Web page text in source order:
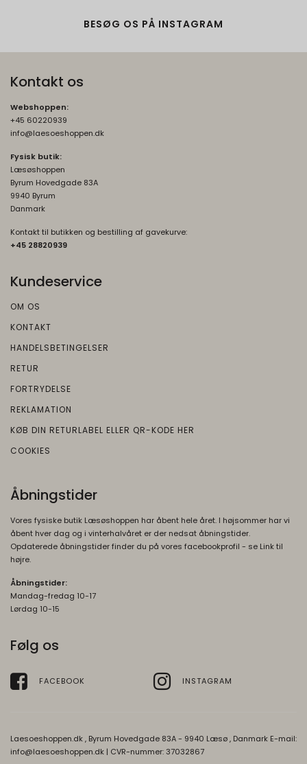
BESØG OS PÅ INSTAGRAM
Kontakt os
Webshoppen:
+45 60220939
info@laesoeshoppen.dk
Fysisk butik:
Læsøshoppen
Byrum Hovedgade 83A
9940 Byrum
Danmark
Kontakt til butikken og bestilling af gavekurve:
+45 28820939
Kundeservice
OM OS
KONTAKT
HANDELSBETINGELSER
RETUR
FORTRYDELSE
REKLAMATION
KØB DIN RETURLABEL ELLER QR-KODE HER
COOKIES
Åbningstider
Vores fysiske butik Læsøshoppen har åbent hele året. I højsommer har vi
åbent hver dag og i vinterhalvåret er der nedsat åbningstider.
Opdaterede åbningstider finder du på vores facebookprofil - se Link til
højre.
Åbningstider:
Mandag-fredag 10-17
Lørdag 10-15
Følg os
FACEBOOK INSTAGRAM
Laesoeshoppen.dk , Byrum Hovedgade 83A - 9940 Læsø , Danmark E-mail:
info@laesoeshoppen.dk | CVR-nummer: 37032867